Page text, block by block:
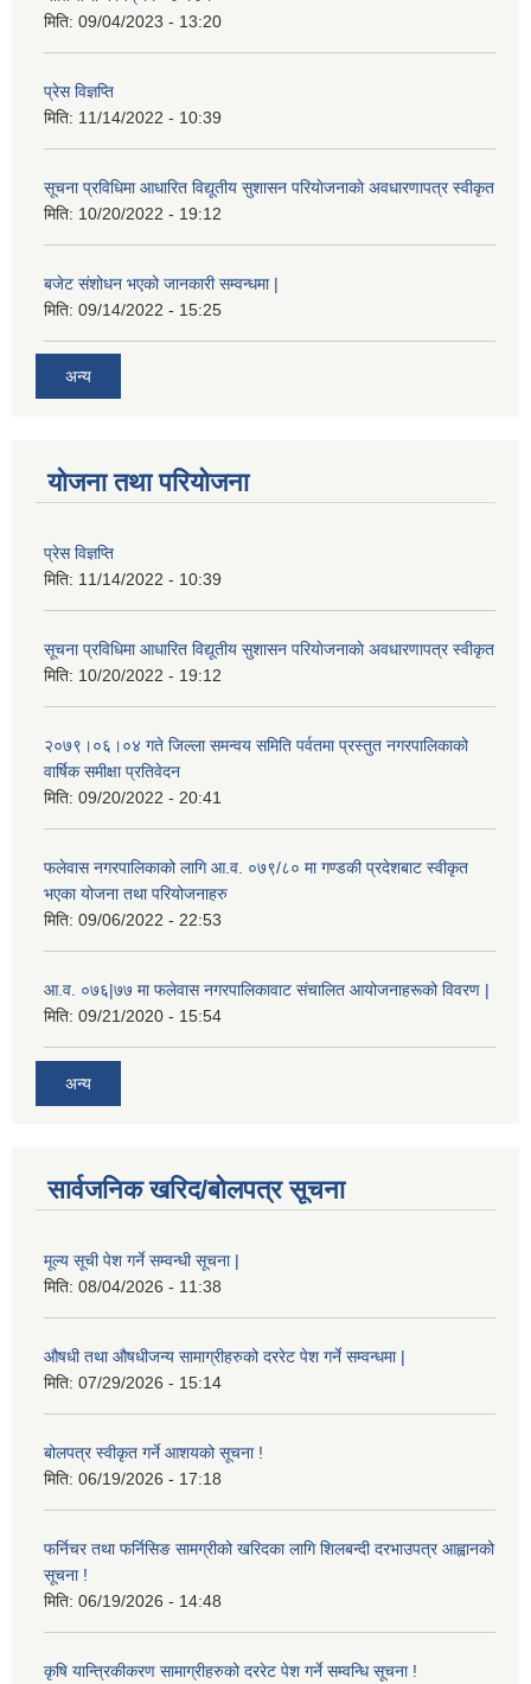
मिति: 09/04/2023 - 13:20
प्रेस विज्ञप्ति
मिति: 11/14/2022 - 10:39
सूचना प्रविधिमा आधारित विद्यूतीय सुशासन परियाेजनाकाे अवधारणापत्र स्वीकृत
मिति: 10/20/2022 - 19:12
बजेट संशोधन भएको जानकारी सम्वन्धमा |
मिति: 09/14/2022 - 15:25
अन्य
योजना तथा परियोजना
प्रेस विज्ञप्ति
मिति: 11/14/2022 - 10:39
सूचना प्रविधिमा आधारित विद्यूतीय सुशासन परियाेजनाकाे अवधारणापत्र स्वीकृत
मिति: 10/20/2022 - 19:12
२०७९।०६।०४ गते जिल्ला समन्वय समिति पर्वतमा प्रस्तुत नगरपालिकाको
वार्षिक समीक्षा प्रतिवेदन
मिति: 09/20/2022 - 20:41
फलेवास नगरपालिकाको लागि आ.व. ०७९/८० मा गण्डकी प्रदेशबाट स्वीकृत
भएका योजना तथा परियोजनाहरु
मिति: 09/06/2022 - 22:53
आ.व. ०७६|७७ मा फलेवास नगरपालिकावाट संचालित आयोजनाहरूको विवरण |
मिति: 09/21/2020 - 15:54
अन्य
सार्वजनिक खरिद/बोलपत्र सूचना
मूल्य सूची पेश गर्ने सम्वन्धी सूचना |
मिति: 08/04/2026 - 11:38
औषधी तथा औषधीजन्य सामाग्रीहरुको दररेट पेश गर्ने सम्वन्धमा |
मिति: 07/29/2026 - 15:14
बोलपत्र स्वीकृत गर्ने आशयको सूचना !
मिति: 06/19/2026 - 17:18
फर्निचर तथा फर्निसिङ सामग्रीको खरिदका लागि शिलबन्दी दरभाउपत्र आह्वानको
सूचना !
मिति: 06/19/2026 - 14:48
कृषि यान्त्रिकीकरण सामाग्रीहरुको दररेट पेश गर्ने सम्वन्धि सूचना !